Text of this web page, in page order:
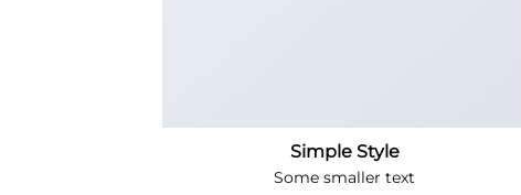
Simple Style
Some smaller text